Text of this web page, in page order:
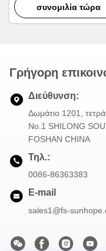
μηχανή δοκιμής
αέρα
συνομιλία τώρα
Γρήγορη
Διεύθυνση:
Δωμάτιο 1201,
Νο.1 SHILONG
FOSHAN CHINA
Τηλ.:
0086-86363383
E-mail
sales1@fs-